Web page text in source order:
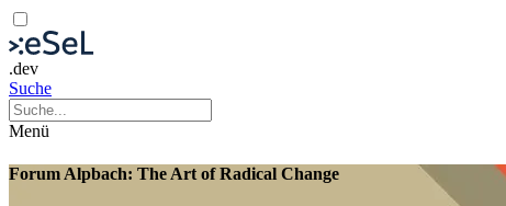
.dev
Suche
Menü
Forum Alpbach: The Art of Radical Change